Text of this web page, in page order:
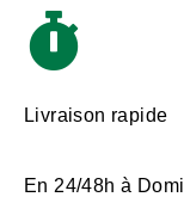
Livraison rapide
En 24/48h à